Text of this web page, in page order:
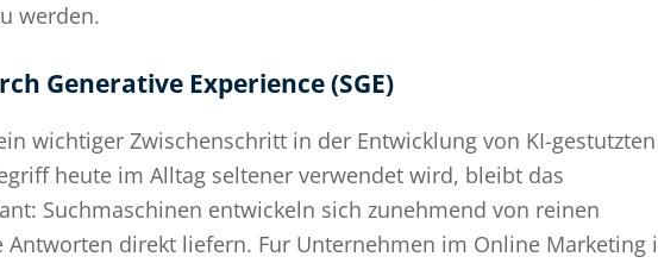
werden.
Generative Experience (SGE)
wichtiger Zwischenschritt in der Entwicklung von KI-gestutzten
heute im Alltag seltener verwendet wird, bleibt das
Suchmaschinen entwickeln sich zunehmend von reinen
Antworten direkt liefern. Fur Unternehmen im Online Marketing